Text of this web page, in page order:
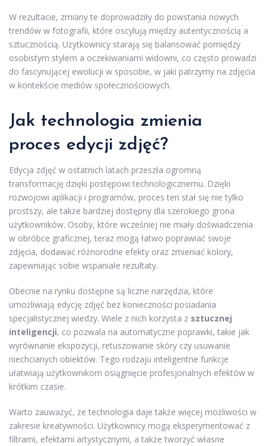
W rezultacie, zmiany te doprowadziły do powstania nowych
trendów w fotografii, które oscylują między autentycznością a
sztucznością. Użytkownicy starają się balansować pomiędzy
osobistym stylem a oczekiwaniami widowni, co często prowadzi
do fascynującej ewolucji w sposobie, w jaki patrzymy na zdjęcia
w kontekście mediów społecznościowych.
Jak technologia zmienia
proces edycji zdjęć?
Edycja zdjęć w ostatnich latach przeszła ogromną
transformację dzięki postępowi technologicznemu. Dzięki
rozwojowi aplikacji i programów, proces ten stał się nie tylko
prostszy, ale także bardziej dostępny dla szerokiego grona
użytkowników. Osoby, które wcześniej nie miały doświadczenia
w obróbce graficznej, teraz mogą łatwo poprawiać swoje
zdjęcia, dodawać różnorodne efekty oraz zmieniać kolory,
zapewniając sobie wspaniałe rezultaty.
Obecnie na rynku dostępne są liczne narzędzia, które
umożliwiają edycję zdjęć bez konieczności posiadania
specjalistycznej wiedzy. Wiele z nich korzysta z sztucznej
inteligencji, co pozwala na automatyczne poprawki, takie jak
wyrównanie ekspozycji, retuszowanie skóry czy usuwanie
niechcianych obiektów. Tego rodzaju inteligentne funkcje
ułatwiają użytkownikom osiągnięcie profesjonalnych efektów w
krótkim czasie.
Warto zauważyć, że technologia daje także więcej możliwości w
zakresie kreatywności. Użytkownicy mogą eksperymentować z
filtrami, efektami artystycznymi, a także tworzyć własne